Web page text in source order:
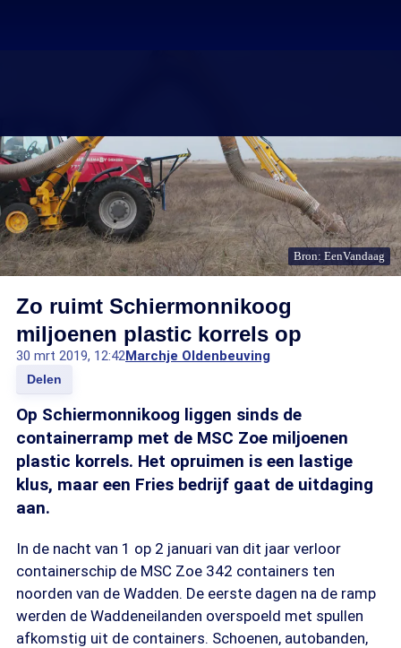
Bron: EenVandaag
Zo ruimt Schiermonnikoog
miljoenen plastic korrels op
30 mrt 2019, 12:42Marchje Oldenbeuving
Delen
Op Schiermonnikoog liggen sinds de
containerramp met de MSC Zoe miljoenen
plastic korrels. Het opruimen is een lastige
klus, maar een Fries bedrijf gaat de uitdaging
aan.
In de nacht van 1 op 2 januari van dit jaar verloor
containerschip de MSC Zoe 342 containers ten
noorden van de Wadden. De eerste dagen na de ramp
werden de Waddeneilanden overspoeld met spullen
afkomstig uit de containers. Schoenen, autobanden,